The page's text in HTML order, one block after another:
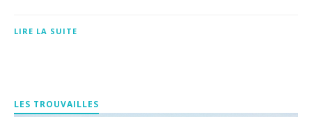
LIRE LA SUITE
LES TROUVAILLES